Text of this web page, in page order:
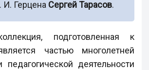
Герцена Сергей Тарасов.
подготовленная к
частью многолетней
педагогической деятельности